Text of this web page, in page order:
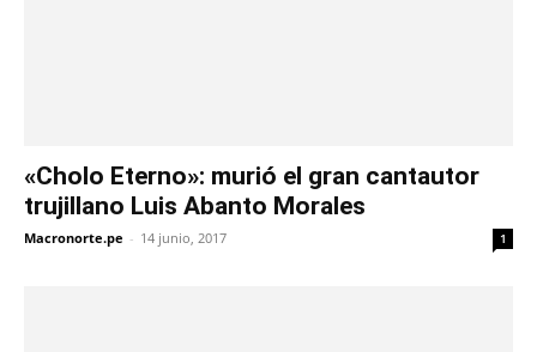
«Cholo Eterno»: murió el gran cantautor
trujillano Luis Abanto Morales
Macronorte.pe - 14 junio, 2017 1